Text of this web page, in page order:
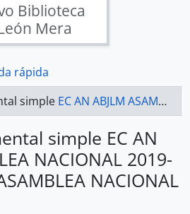
Biblioteca
Mera
rápida
simple EC AN ABJLM ASAMBLEA NACIONAL 2019-2021 - ACTAS ASAMBLEA NACIONAL 2019-2021
simple EC AN
NACIONAL 2019-
NACIONAL